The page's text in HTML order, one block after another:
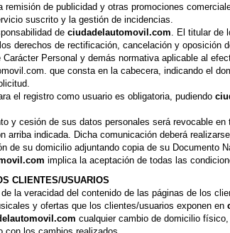
de publicidad y otras promociones
suscrito y la gestión de incidencias.
de ciudadelautomovil.com. El titular de
derechos de rectificación, cancelación y oposición
Personal y demás normativa aplicable al
que consta en la cabecera, indicando el
el registro como usuario es obligatoria, pudiendo
y cesión de sus datos personales será revocable
arriba indicada. Dicha comunicación deberá
de su domicilio adjuntando copia de su Documento
implica la aceptación de todas las
CLIENTES/USUARIOS
la veracidad del contenido de las páginas de los
y ofertas que los clientes/usuarios exponen en
cualquier cambio de domicilio